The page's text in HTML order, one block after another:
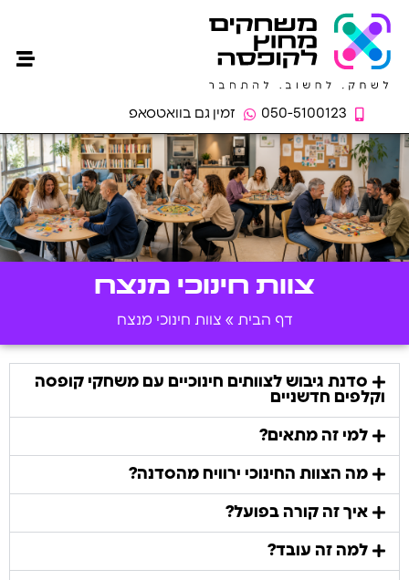
050-5100123 זמין גם בוואטסאפ
צוות חינוכי מנצח
דף הבית » צוות חינוכי מנצח
סדנת גיבוש לצוותים חינוכיים עם משחקי קופסה
וקלפים חדשניים
למי זה מתאים?
מה הצוות החינוכי ירוויח מהסדנה?
איך זה קורה בפועל?
למה זה עובד?